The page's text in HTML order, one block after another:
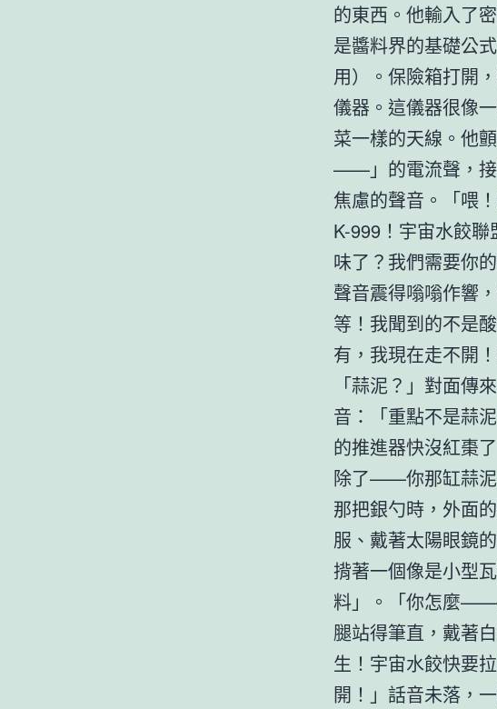
的東西。他輸入了
是醬料界的基礎公式
用）。保險箱打開
儀器。這儀器很像
菜一樣的天線。他
——」的電流聲，接
焦慮的聲音。「喂
K-999！宇宙水餃
味了？我們需要你
聲音震得嗡嗡作響
等！我聞到的不是
有，我現在走不開
「蒜泥？」對面傳
音：「重點不是蒜
的推進器快沒紅棗
除了——你那缸蒜泥
那把銀勺時，外面
服、戴著太陽眼鏡
揹著一個像是小型
料」。「你怎麼——
腿站得筆直，戴著
生！宇宙水餃快要
開！」話音未落，